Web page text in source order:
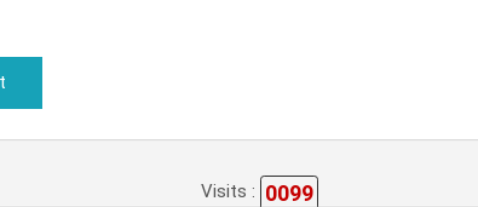
Visits : 0099